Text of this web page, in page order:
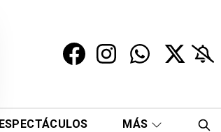
ESPECTÁCULOS MÁS